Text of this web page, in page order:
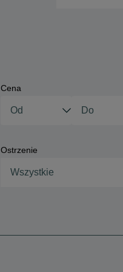
Cena
Ostrzenie
Wszystkie